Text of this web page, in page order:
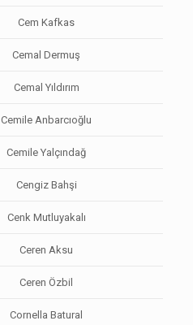
Cem Kafkas
Cemal Dermuş
Cemal Yıldırım
Cemile Anbarcıoğlu
Cemile Yalçındağ
Cengiz Bahşi
Cenk Mutluyakalı
Ceren Aksu
Ceren Özbil
Cornella Batural